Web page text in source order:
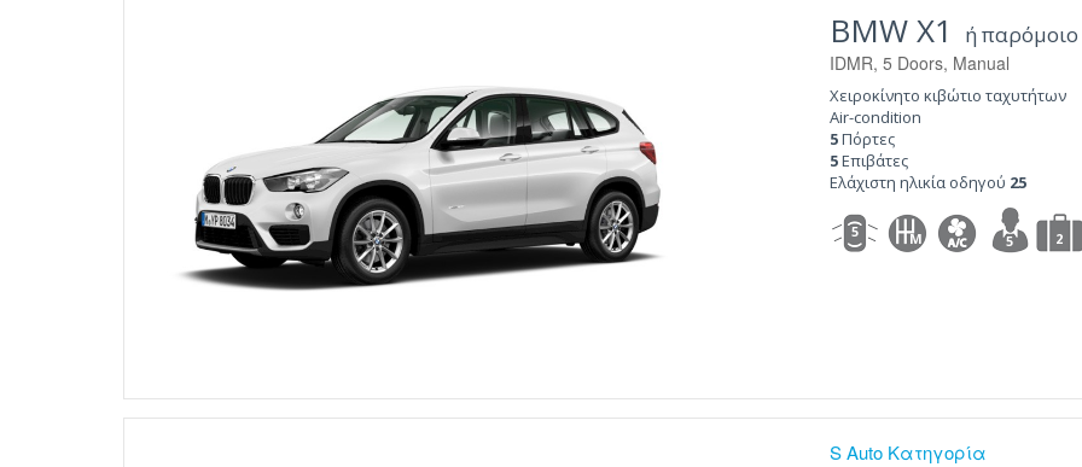
BMW X1 ή παρόμοιο
IDMR, 5 Doors, Manual
Χειροκίνητο κιβώτιο ταχυτήτων
Air-condition
5Πόρτες
5Επιβάτες
Ελάχιστη ηλικία οδηγού 25
5 M 5 2
S Auto Κατηγορία